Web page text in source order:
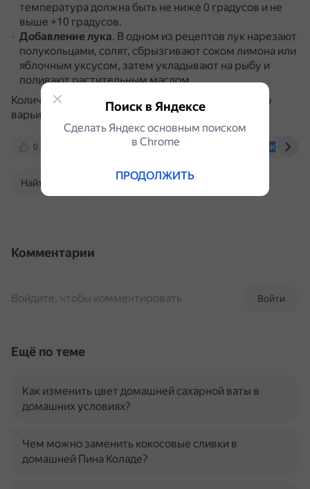
температура должна быть не ниже 0 градусов и не
выше +10 градусов.
Добавление лука. В одном из рецептов лук нарезают
полукольцами, солят, сбрызгивают соком лимона или
яблочным уксусом, затем укладывают на рыбу и
поливают растительным маслом.
Количество соли, сахара и перца в рецепте можно
варьировать по вкусу.
0 recepty.7dach.ru vk.com
Найти в Поиске
Комментарии
Войти
Войдите, чтобы комментировать
Ещё по теме
Как изменить цвет домашней сахарной ваты в
домашних условиях?
Чем можно заменить кокосовые сливки в
домашней Пина Коладе?
Поиск в Яндексе
Сделать Яндекс основным поиском
в Сhrome
ПРОДОЛЖИТЬ